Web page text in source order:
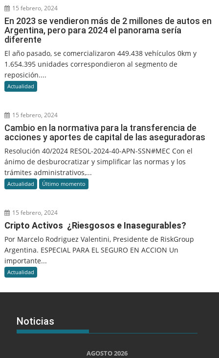
15 febrero, 2024
En 2023 se vendieron más de 2 millones de autos en
Argentina, pero para 2024 el panorama sería
diferente
El año pasado, se comercializaron 449.438 vehículos 0km y
1.654.395 unidades correspondieron al segmento de
reposición....
Actualidad
15 febrero, 2024
Cambio en la normativa para la transferencia de
acciones y aportes de capital de las aseguradoras
Resolución 40/2024 RESOL-2024-40-APN-SSN#MEC Con el
ánimo de desburocratizar y simplificar las normas y los
trámites administrativos,...
Actualidad Último momento
15 febrero, 2024
Cripto Activos ¿Riesgosos e Inasegurables?
Por Marcelo Rodriguez Valentini, Presidente de RiskGroup
Argentina. ESPECIAL PARA EL SEGURO EN ACCION Un
importante...
Actualidad
Noticias
AGOSTO 2026